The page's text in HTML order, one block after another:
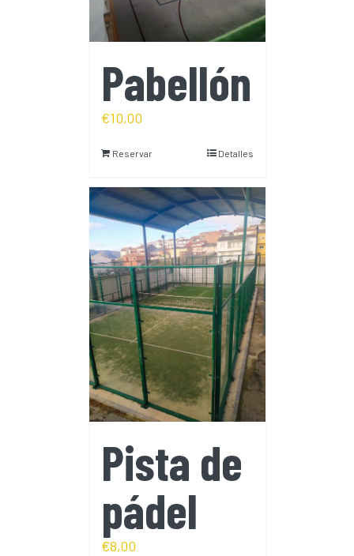
Pabellón
€10,00
Reservar Detalles
Pista de
pádel
€8,00